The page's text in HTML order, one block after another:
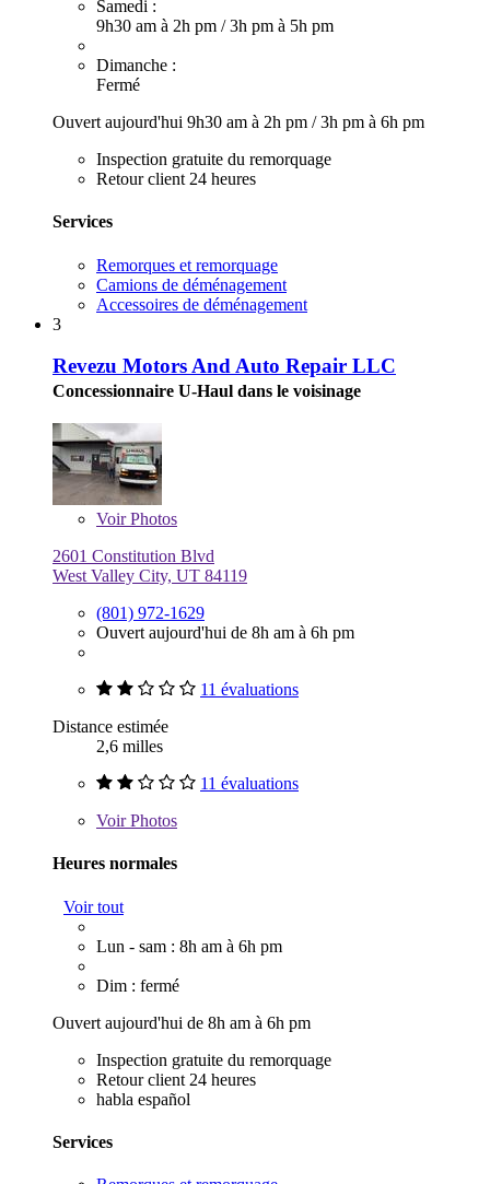
Samedi :
9h30 am à 2h pm /3h pm à 5h pm
Dimanche :
Fermé
Ouvert aujourd'hui 9h30 am à 2h pm /3h pm à 6h pm
Inspection gratuite du remorquage
Retour client 24 heures
Services
Remorques et remorquage
Camions de déménagement
Accessoires de déménagement
3
Revezu Motors And Auto Repair LLC
Concessionnaire U-Haul dans le voisinage
VoirPhotos
2601 Constitution Blvd
West Valley City, UT 84119
(801) 972-1629
Ouvert aujourd'hui de 8h am à 6h pm
11 évaluations
Distance estimée
2,6 milles
11 évaluations
VoirPhotos
Heures normales
Voir tout
Lun - sam : 8h am à 6h pm
Dim : fermé
Ouvert aujourd'hui de 8h am à 6h pm
Inspection gratuite du remorquage
Retour client 24 heures
habla español
Services